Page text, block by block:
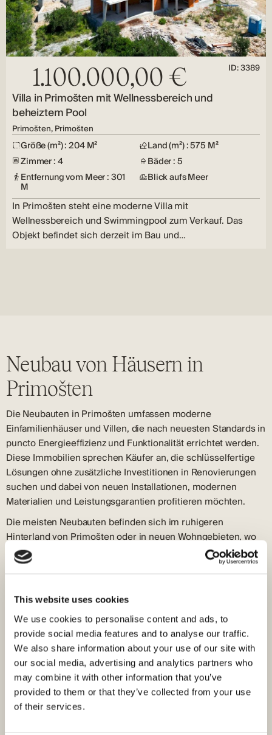
This website uses cookies
We use cookies to personalise content and ads, to
provide social media features and to analyse our traffic.
We also share information about your use of our site with
our social media, advertising and analytics partners who
may combine it with other information that you’ve
provided to them or that they’ve collected from your use
of their services.
1.100.000,00 € ID: 3389
Villa in Primošten mit Wellnessbereich und
beheiztem Pool
Primošten, Primošten
Größe (m²) : 204 M²
Land (m²) : 575 M²
Zimmer : 4
Bäder : 5
Entfernung vom Meer : 301
M
Blick aufs Meer
In Primošten steht eine moderne Villa mit
Wellnessbereich und Swimmingpool zum Verkauf. Das
Objekt befindet sich derzeit im Bau und…
Neubau von Häusern in
Primošten
Die Neubauten in Primošten umfassen moderne
Einfamilienhäuser und Villen, die nach neuesten Standards in
puncto Energieeffizienz und Funktionalität errichtet werden.
Diese Immobilien sprechen Käufer an, die schlüsselfertige
Lösungen ohne zusätzliche Investitionen in Renovierungen
suchen und dabei von neuen Installationen, modernen
Materialien und Leistungsgarantien profitieren möchten.
Die meisten Neubauten befinden sich im ruhigeren
Hinterland von Primošten oder in neuen Wohngebieten, wo
Investoren kleinere Projekte mit mehreren Gebäuden
realisieren. Der Preis richtet sich nach der Größe des
Swimmingpool und zusätzlichen Annehmlichkeiten liegen im
Merkmale von Neubauten
Lage und Bebauung:Die neuen Häuser entstehen in
Gegenden wie Radonja, Prhovo und im Zentrum von
Primošten, wo Baugrundstücke mit guter Infrastruktur
verfügbar sind. Die meisten Projekte befinden sich in